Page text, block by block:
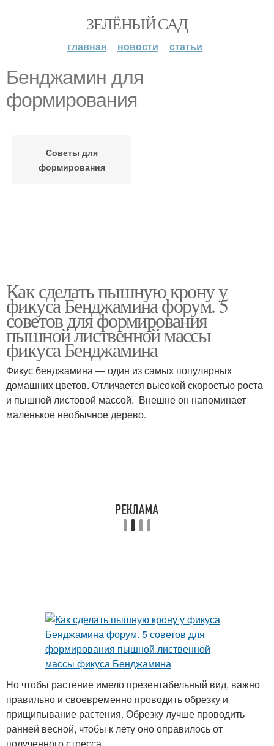
ЗЕЛЁНЫЙ САД
главная новости статьи
Бенджамин для
формирования
Советы для
формирования
Как сделать пышную крону у
фикуса Бенджамина форум. 5
советов для формирования
пышной лиственной массы
фикуса Бенджамина
Фикус бенджамина — один из самых популярных
домашних цветов. Отличается высокой скоростью роста
и пышной листовой массой. Внешне он напоминает
маленькое необычное дерево.
Но чтобы растение имело презентабельный вид, важно
правильно и своевременно проводить обрезку и
прищипывание растения. Обрезку лучше проводить
ранней весной, чтобы к лету оно оправилось от